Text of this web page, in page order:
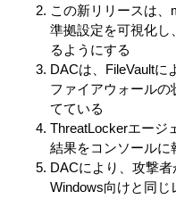
この新リリースは
準拠設定を可視化し
るようにする
DACは、FileVaultに
ファイアウォールの
てている
ThreatLockerエージ
結果をコンソールに
DACにより、攻撃
Windows向けと同じ